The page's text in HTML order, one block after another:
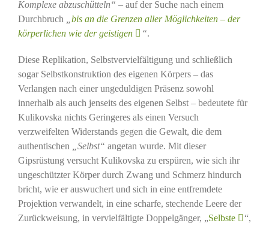
Komplexe abzuschütteln“ – auf der Suche nach einem
Durchbruch
bis an die Grenzen aller Möglichkeiten – der
körperlichen wie der geistigen
“.
Diese Replikation, Selbstvervielfältigung und schließlich
sogar Selbstkonstruktion des eigenen Körpers – das
Verlangen nach einer ungeduldigen Präsenz sowohl
innerhalb als auch jenseits des eigenen Selbst – bedeutete für
Kulikovska nichts Geringeres als einen Versuch
verzweifelten Widerstands gegen die Gewalt, die dem
authentischen
„Selbst“ angetan wurde. Mit dieser
Gipsrüstung versucht Kulikovska zu erspüren, wie sich ihr
ungeschützter Körper durch Zwang und Schmerz hindurch
bricht, wie er auswuchert und sich in eine entfremdete
Projektion verwandelt, in eine scharfe, stechende Leere der
Zurückweisung, in vervielfältigte Doppelgänger, „Selbste
“,